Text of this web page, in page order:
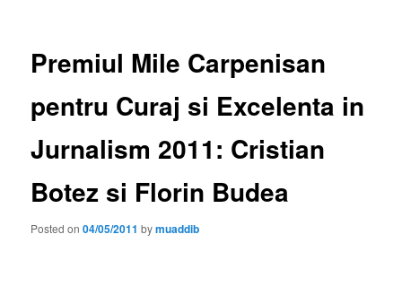
Premiul Mile Carpenisan
pentru Curaj si Excelenta in
Jurnalism 2011: Cristian
Botez si Florin Budea
Posted on04/05/2011 bymuaddib